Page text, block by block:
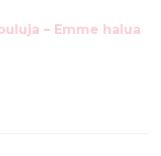
– Emme halua